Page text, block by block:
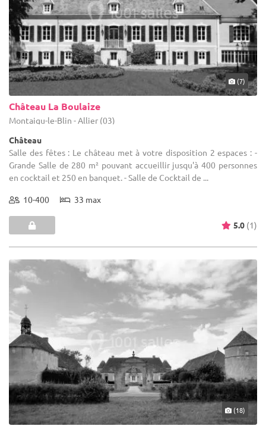
(7)
Château La Boulaize
Montaigu-le-Blin - Allier (03)
Château
Salle des fêtes : Le château met à votre disposition 2 espaces : -
Grande Salle de 280 m² pouvant accueillir jusqu'à 400 personnes
en cocktail et 250 en banquet. - Salle de Cocktail de ...
10-400 33 max
5.0 (1)
(18)